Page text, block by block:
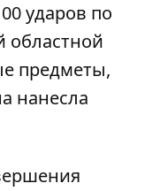
ударов по
областной
предметы,
нанесла